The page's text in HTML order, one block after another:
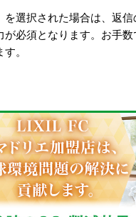
選択された場合は、返信
が必須となります。お手
。